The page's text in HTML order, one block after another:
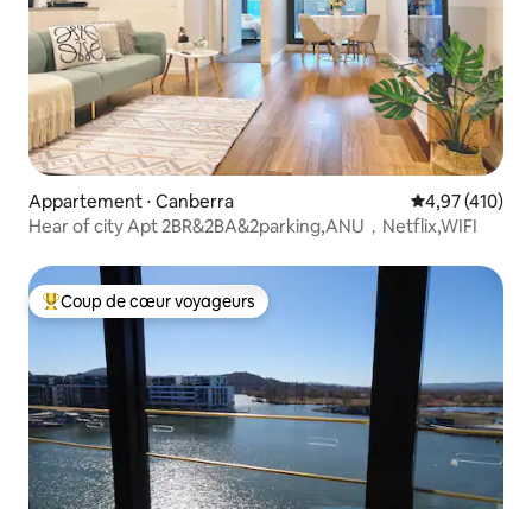
Appartement ⋅ Canberra Évaluation
4,97 (410)
Hear of city Apt 2BR&2BA&2parking,ANU，Netflix,WIFI
Coups de cœur voyageurs les plus appréciés
Coup de cœur voyageurs